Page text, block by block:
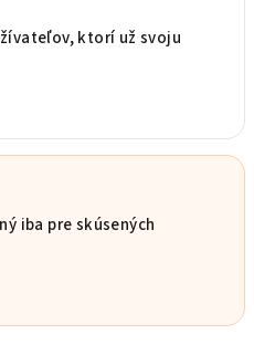
ktorí už svoju
iba pre skúsených